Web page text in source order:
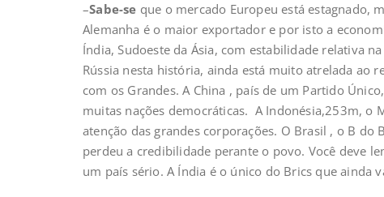
–Sabe-se que o mercado Europeu está estagnado,
Alemanha é o maior exportador e por isto a
Índia, Sudoeste da Ásia, com estabilidade relativa
Rússia nesta história, ainda está muito atrelada ao
com os Grandes. A China , país de um Partido
muitas nações democráticas. A Indonésia,253m, o
atenção das grandes corporações. O Brasil , o B
perdeu a credibilidade perante o povo. Você deve
um país sério. A Índia é o único do Brics que ainda